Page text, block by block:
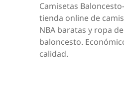
Camisetas
tienda online de
NBA baratas y ropa
baloncesto.
calidad.